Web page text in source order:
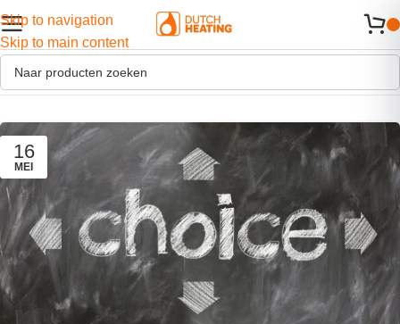
Skip to navigation
Skip to main content
16
MEI